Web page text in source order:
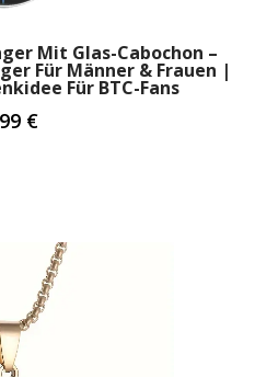
Mit Glas-Cabochon –
Für Männer & Frauen |
Für BTC-Fans
€